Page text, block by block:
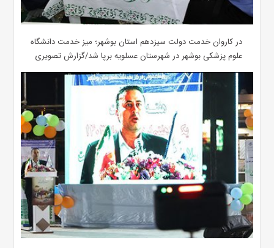
در کاروان خدمت دولت سیزدهم استان بوشهر؛ میز خدمت دانشگاه
علوم پزشکی بوشهر در شهرستان عسلویه برپا شد/گزارش تصویری